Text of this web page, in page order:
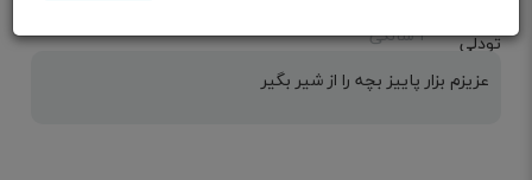
۱ سالگی
عزیزم بزار پاییز بچه را از شیر بگیر